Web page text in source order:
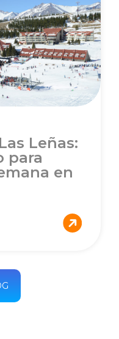
Leñas:
para
en